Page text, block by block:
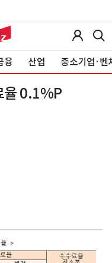
융 산업 중소기업·벤
율 0.1%P